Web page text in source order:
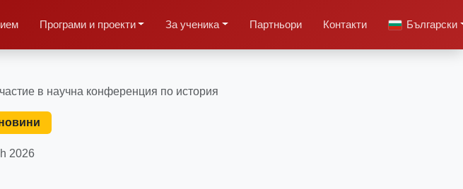
Програми и проекти За ученика Партньори Контакти Български
в научна конференция по история
2026